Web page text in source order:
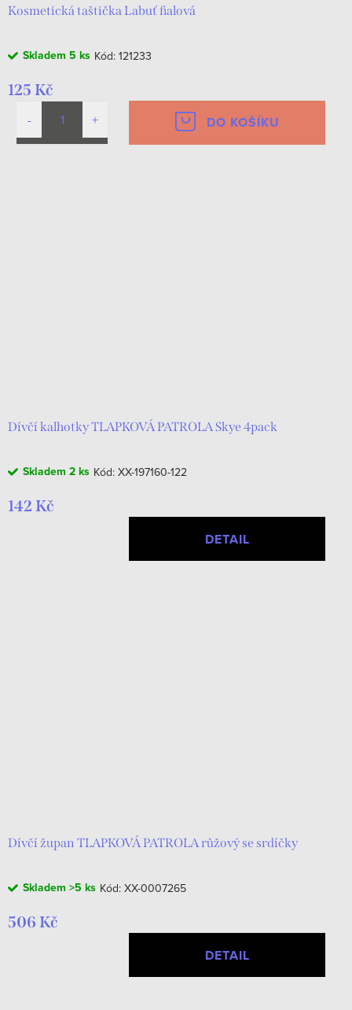
Kosmetická taštička Labuť fialová
Skladem 5 ks Kód: 121233
125 Kč
DO KOŠÍKU
Dívčí kalhotky TLAPKOVÁ PATROLA Skye 4pack
Skladem 2 ks Kód: XX-197160-122
142 Kč
DETAIL
Dívčí župan TLAPKOVÁ PATROLA růžový se srdíčky
Skladem >5 ks Kód: XX-0007265
506 Kč
DETAIL